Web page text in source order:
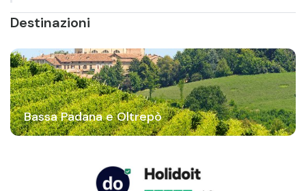
Destinazioni
Bassa Padana e Oltrepò